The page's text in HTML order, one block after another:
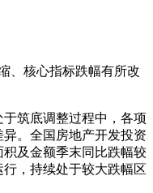
核心指标跌幅有所改
筑底调整过程中，各项
。全国房地产开发投资
及金额季末同比跌幅较
，持续处于较大跌幅区